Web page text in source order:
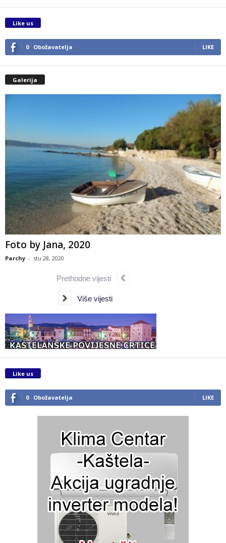
Like us
0 Obožavatelja LIKE
Galerija
Foto by Jana, 2020
Parchy - stu 28, 2020
Prethodne vijesti
Više vijesti
Like us
0 Obožavatelja LIKE